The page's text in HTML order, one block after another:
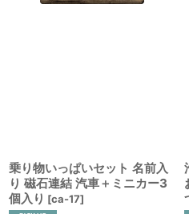
乗り物いっぱいセット 名前入
り 磁石連結 汽車＋ミニカー3
個入り [ca-17]